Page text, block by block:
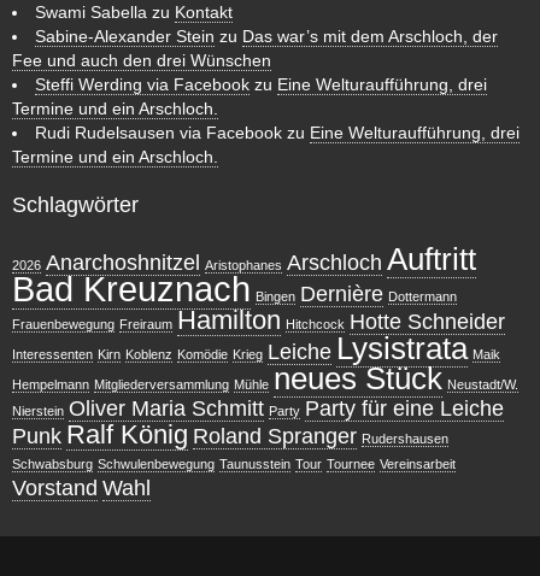
Swami Sabella zu Kontakt
Sabine-Alexander Stein zu Das war’s mit dem Arschloch, der
Fee und auch den drei Wünschen
Steffi Werding via Facebook zu Eine Welturaufführung, drei
Termine und ein Arschloch.
Rudi Rudelsausen via Facebook zu Eine Welturaufführung, drei
Termine und ein Arschloch.
Schlagwörter
2026 Anarchoshnitzel Aristophanes Arschloch Auftritt
Bad Kreuznach Bingen Dernière Dottermann
Frauenbewegung Freiraum Hamilton Hitchcock Hotte Schneider
Interessenten Kirn Koblenz Komödie Krieg Leiche Lysistrata Maik
Hempelmann Mitgliederversammlung Mühle neues Stück Neustadt/W.
Nierstein Oliver Maria Schmitt Party Party für eine Leiche
Punk Ralf König Roland Spranger Rudershausen
Schwabsburg Schwulenbewegung Taunusstein Tour Tournee Vereinsarbeit
Vorstand Wahl